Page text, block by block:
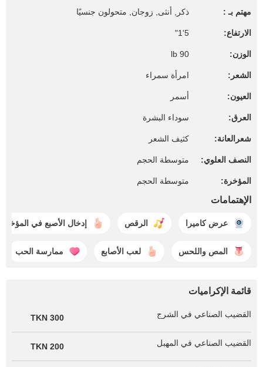
مهتم بـ : ذكر, أنثى, زوجان, متحولون جنسيًا
الارتفاع: 5'1"
الوزن: 90 lb
الشعر: امرأة سمراء
العيون: أسمر
العرق: سوداء البشرة
شعرالعانة: كثيف الشعر
النصف العلوي: متوسطة الحجم
المؤخرة: متوسطة الحجم
الإهتمامات
عرض كاميرا الرقص إدخال الأصبع في المؤخره
المص واللحس لعب الأصابع ممارسة الحب
قائمة الإكراميات
القضيب الصناعي في الشرج 300 TKN
القضيب الصناعي في المهبل 200 TKN